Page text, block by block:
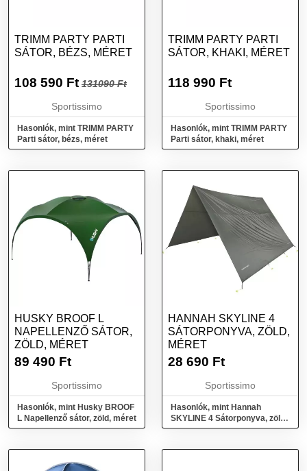
TRIMM PARTY PARTI
SÁTOR, BÉZS, MÉRET
108 590 Ft 131090 Ft
Sportissimo
Hasonlók, mint TRIMM PARTY
Parti sátor, bézs, méret
TRIMM PARTY PARTI
SÁTOR, KHAKI, MÉRET
118 990 Ft
Sportissimo
Hasonlók, mint TRIMM PARTY
Parti sátor, khaki, méret
HUSKY BROOF L
NAPELLENZŐ SÁTOR,
ZÖLD, MÉRET
89 490 Ft
Sportissimo
Hasonlók, mint Husky BROOF
L Napellenző sátor, zöld, méret
HANNAH SKYLINE 4
SÁTORPONYVA, ZÖLD,
MÉRET
28 690 Ft
Sportissimo
Hasonlók, mint Hannah
SKYLINE 4 Sátorponyva, zöld,
méret